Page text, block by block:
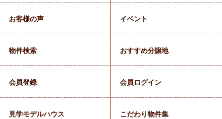
お客様の声 イベント
物件検索 おすすめ分譲地
会員登録 会員ログイン
見学モデルハウス こだわり物件集